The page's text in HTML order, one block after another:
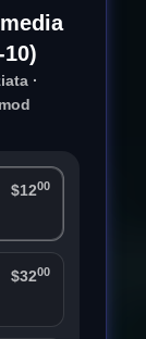
·
$1200
$3200